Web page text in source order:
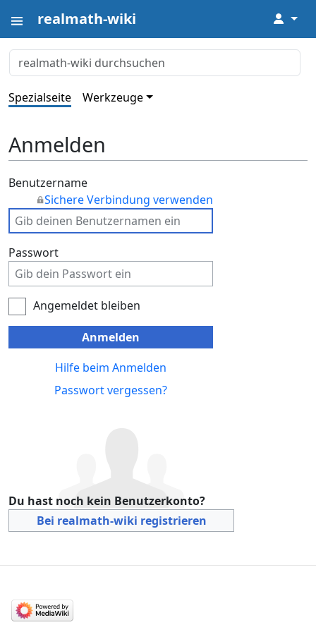
realmath-wiki ↓
Spezialseite Werkzeuge
Anmelden
Benutzername
Sichere Verbindung verwenden
Passwort
Angemeldet bleiben
Anmelden
Hilfe beim Anmelden
Passwort vergessen?
Du hast noch kein Benutzerkonto?
Bei realmath-wiki registrieren